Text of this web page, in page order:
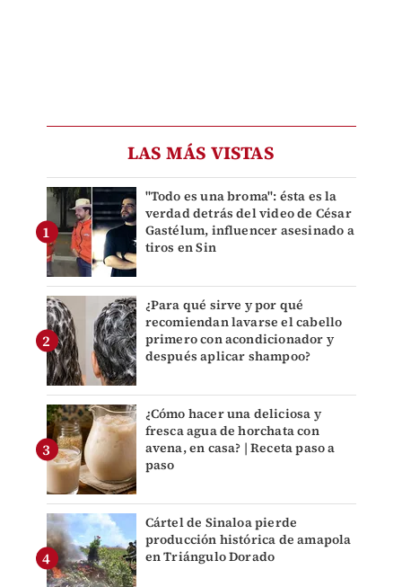
LAS MÁS VISTAS
"Todo es una broma": ésta es la
verdad detrás del video de César
Gastélum, influencer asesinado a
tiros en Sin
¿Para qué sirve y por qué
recomiendan lavarse el cabello
primero con acondicionador y
después aplicar shampoo?
¿Cómo hacer una deliciosa y
fresca agua de horchata con
avena, en casa? | Receta paso a
paso
Cártel de Sinaloa pierde
producción histórica de amapola
en Triángulo Dorado